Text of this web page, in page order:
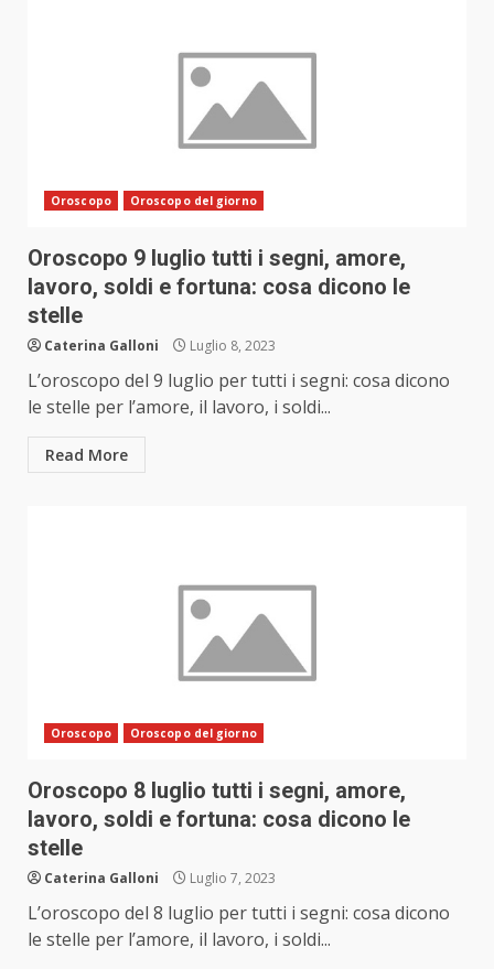
Oroscopo Oroscopo del giorno
Oroscopo 9 luglio tutti i segni, amore,
lavoro, soldi e fortuna: cosa dicono le
stelle
Caterina Galloni Luglio 8, 2023
L’oroscopo del 9 luglio per tutti i segni: cosa dicono
le stelle per l’amore, il lavoro, i soldi...
Read More
Oroscopo Oroscopo del giorno
Oroscopo 8 luglio tutti i segni, amore,
lavoro, soldi e fortuna: cosa dicono le
stelle
Caterina Galloni Luglio 7, 2023
L’oroscopo del 8 luglio per tutti i segni: cosa dicono
le stelle per l’amore, il lavoro, i soldi...